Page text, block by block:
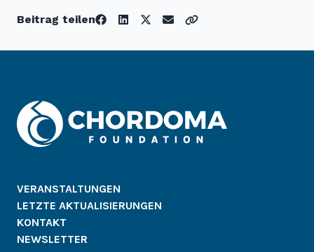
Beitrag teilen
VERANSTALTUNGEN
LETZTE AKTUALISIERUNGEN
KONTAKT
NEWSLETTER